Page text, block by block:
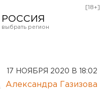
РОССИЯ
[18+]
17 НОЯБРЯ 2020 В 18:02
Александра Газизова